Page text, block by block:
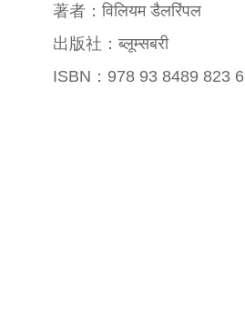
著者：विलियम डैलरिंपल
出版社：ब्लूम्सबरी
ISBN：978 93 8489 823 6